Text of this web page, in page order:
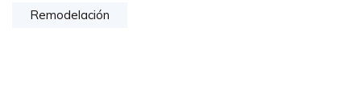
Remodelación